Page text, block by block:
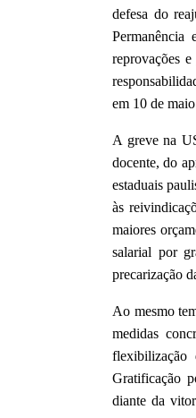
defesa do
Permanência
reprovações
em 10 de
A greve na
docente, do
estaduais
às
maiores
salarial por
precarização
Ao mesmo
medidas
flexibilização
Gratificação
diante da